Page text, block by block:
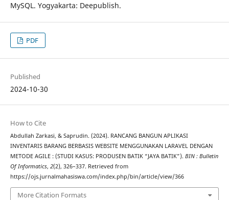
MySQL. Yogyakarta: Deepublish.
PDF
Published
2024-10-30
How to Cite
Abdullah Zarkasi, & Saprudin. (2024). RANCANG BANGUN APLIKASI
INVENTARIS BARANG BERBASIS WEBSITE MENGGUNAKAN LARAVEL DENGAN
METODE AGILE : (STUDI KASUS: PRODUSEN BATIK “JAYA BATIK”). BIN : Bulletin
Of Informatics, 2(2), 326–337. Retrieved from
https://ojs.jurnalmahasiswa.com/index.php/bin/article/view/366
More Citation Formats